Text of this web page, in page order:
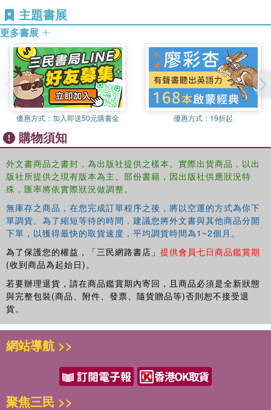
professional practice.
Topics covered include politics and policy, health and
social care, culture and migration, urban and rural
sociology, gender studies, technology and economics. The
book will be of particular interest to students and
researchers in gerontology, community development,
geography and population studies, along with researchers
and professionals in physiotherapy, nursing and social
work.
主題書展
更多書展
優惠方式： 加入即送50元購書金 優惠方式： 19折起
購物須知
外文書商品之書封，為出版社提供之樣本。實際出貨商品，以出
版社所提供之現有版本為主。部份書籍，因出版社供應狀況特
殊，匯率將依實際狀況做調整。
無庫存之商品，在您完成訂單程序之後，將以空運的方式為你下
單調貨。為了縮短等待的時間，建議您將外文書與其他商品分開
下單，以獲得最快的取貨速度，平均調貨時間為1~2個月。
為了保護您的權益，「三民網路書店」 提供會員七日商品鑑賞期
(收到商品為起始日)。
若要辦理退貨，請在商品鑑賞期內寄回，且商品必須是全新狀態
與完整包裝(商品、附件、發票、隨貨贈品等)否則恕不接受退
貨。
網站導航 >>
聚焦三民 >>